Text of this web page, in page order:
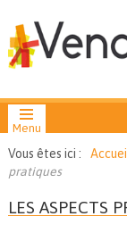
Vous êtes ici :
pratiques
LES ASPECTS
Menu